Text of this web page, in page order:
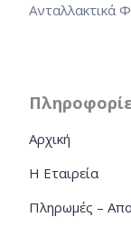
Ανταλλακτικά
Αρχική
Η Εταιρεία
Πληρωμές –